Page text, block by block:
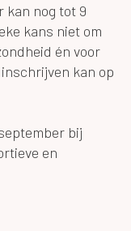
kan nog tot 9
kans niet om
én voor
kan op
bij
en